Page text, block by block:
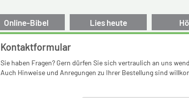
Online-Bibel Lies heute
Kontaktformular
Sie haben Fragen? Gern dürfen Sie sich vertraulich an uns
Auch Hinweise und Anregungen zu Ihrer Bestellung sind